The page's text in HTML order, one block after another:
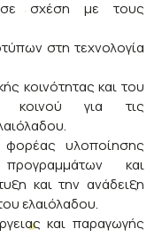
σχέση με τους
στη τεχνολογία
κοινότητας και του
κοινού για τις
υλοποίησης
και
και την ανάδειξη
ελαιόλαδου.
και παραγωγής